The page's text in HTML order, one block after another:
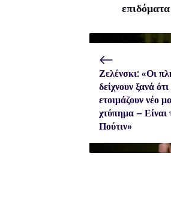
επιδόματα
Ζελένσκι: «Οι
δείχνουν ξανά
ετοιμάζουν νέο
χτύπημα – Είναι
Πούτιν»